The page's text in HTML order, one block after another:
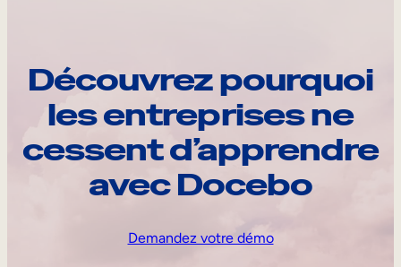
Découvrez pourquoi
les entreprises ne
cessent d’apprendre
avec Docebo
Demandez votre démo